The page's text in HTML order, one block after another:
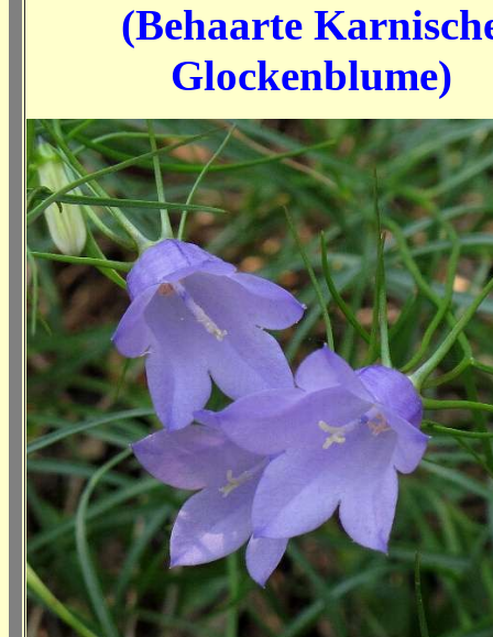
(Behaarte
Glockenblume)